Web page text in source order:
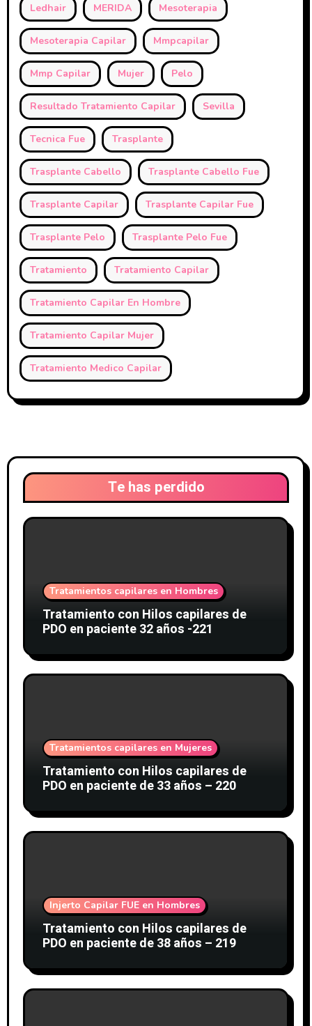
Ledhair MERIDA Mesoterapia
Mesoterapia Capilar Mmpcapilar
Mmp Capilar Mujer Pelo
Resultado Tratamiento Capilar Sevilla
Tecnica Fue Trasplante
Trasplante Cabello Trasplante Cabello Fue
Trasplante Capilar Trasplante Capilar Fue
Trasplante Pelo Trasplante Pelo Fue
Tratamiento Tratamiento Capilar
Tratamiento Capilar En Hombre
Tratamiento Capilar Mujer
Tratamiento Medico Capilar
Te has perdido
Tratamientos capilares en Hombres
Tratamiento con Hilos capilares de
PDO en paciente 32 años -221
Tratamientos capilares en Mujeres
Tratamiento con Hilos capilares de
PDO en paciente de 33 años – 220
Injerto Capilar FUE en Hombres
Tratamiento con Hilos capilares de
PDO en paciente de 38 años – 219